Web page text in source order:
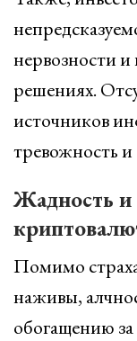
нервозности и
решениях.
источников
тревожность и
Жадность и
Помимо
наживы,
обогащению